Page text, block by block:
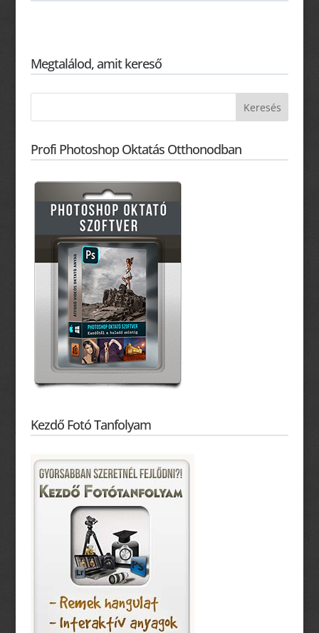
Megtalálod, amit kereső
Profi Photoshop Oktatás Otthonodban
Kezdő Fotó Tanfolyam